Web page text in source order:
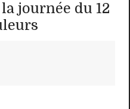
journée du 12